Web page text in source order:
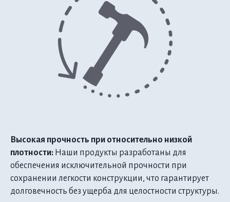
Высокая прочность при относительно низкой
плотности: Наши продукты разработаны для
обеспечения исключительной прочности при
сохранении легкости конструкции, что гарантирует
долговечность без ущерба для целостности структуры.